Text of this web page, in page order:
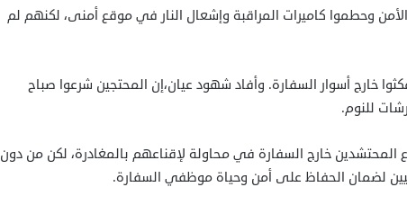
وحطموا كاميرات المراقبة وإشعال النار في موقع أمنى، لكنهم لم
خارج أسوار السفارة. وأفاد شهود عيان،إن المحتجين شرعوا صباح
للنوم.
المحتشدين خارج السفارة في محاولة لإقناعهم بالمغادرة، لكن من دون
لضمان الحفاظ على أمن وحياة موظفي السفارة.